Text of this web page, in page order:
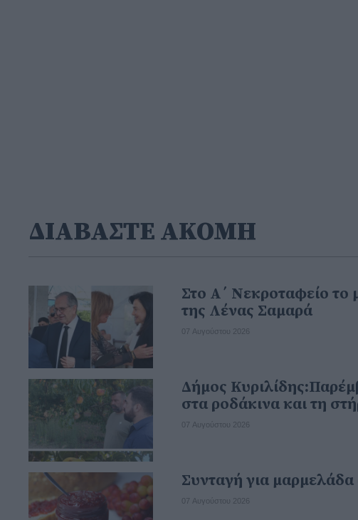
ΔΙΑΒΑΣΤΕ ΑΚΟΜΗ
Στο Α΄ Νεκροταφείο το
της Λένας Σαμαρά
07 Αυγούστου 2026
Δήμος
στα ροδάκινα και τη
07 Αυγούστου 2026
Συνταγή για
07 Αυγούστου 2026